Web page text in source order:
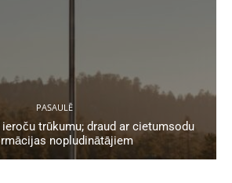
PASAULĒ
trūkumu; draud ar cietumsodu
nopludinātājiem